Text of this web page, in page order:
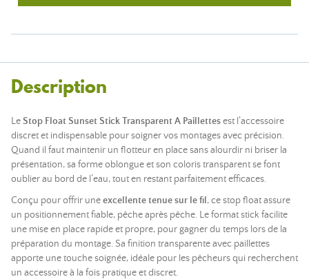
Description
LeStop Float Sunset Stick Transparent A Paillettesest l’accessoire
discret et indispensable pour soigner vos montages avec précision.
Quand il faut maintenir un flotteur en place sans alourdir ni briser la
présentation, sa forme oblongue et son coloris transparent se font
oublier au bord de l’eau, tout en restant parfaitement efficaces.
Conçu pour offrir uneexcellente tenue sur le fil , ce stop float assure
un positionnement fiable, pêche après pêche. Le format stick facilite
une mise en place rapide et propre, pour gagner du temps lors de la
préparation du montage. Sa finition transparente avec paillettes
apporte une touche soignée, idéale pour les pêcheurs qui recherchent
un accessoire à la fois pratique et discret.